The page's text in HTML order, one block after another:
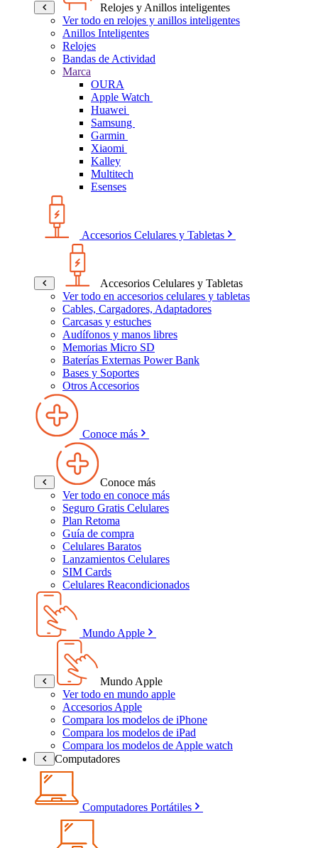
Relojes y Anillos inteligentes
Ver todo en relojes y anillos inteligentes
Anillos Inteligentes
Relojes
Bandas de Actividad
Marca
OURA
Apple Watch
Huawei
Samsung
Garmin
Xiaomi
Kalley
Multitech
Esenses
Accesorios Celulares y Tabletas
Accesorios Celulares y Tabletas
Ver todo en accesorios celulares y tabletas
Cables, Cargadores, Adaptadores
Carcasas y estuches
Audífonos y manos libres
Memorias Micro SD
Baterías Externas Power Bank
Bases y Soportes
Otros Accesorios
Conoce más
Conoce más
Ver todo en conoce más
Seguro Gratis Celulares
Plan Retoma
Guía de compra
Celulares Baratos
Lanzamientos Celulares
SIM Cards
Celulares Reacondicionados
Mundo Apple
Mundo Apple
Ver todo en mundo apple
Accesorios Apple
Compara los modelos de iPhone
Compara los modelos de iPad
Compara los modelos de Apple watch
Computadores
Computadores Portátiles